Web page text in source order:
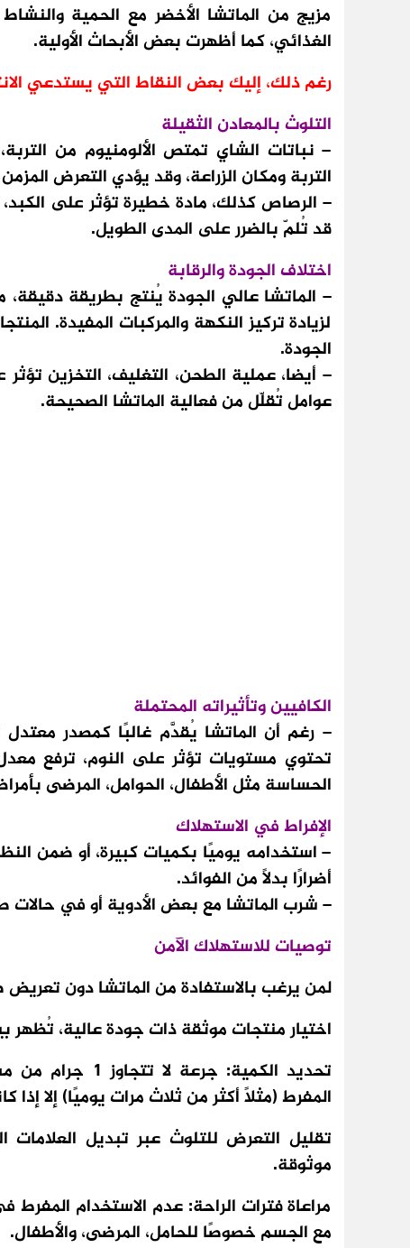
مزيج من الماتشا الأخضر مع الحمية
الغذائي، كما أظهرت بعض الأبحاث الأولية.
رغم ذلك، إليك بعض النقاط التي يستدعي
التلوث بالمعادن الثقيلة
– نباتات الشاي تمتص الألومنيوم من
التربة ومكان الزراعة، وقد يؤدي التعرض
– الرصاص كذلك، مادة خطيرة تؤثر على
قد تُلمّ بالضرر على المدى الطويل.
اختلاف الجودة والرقابة
– الماتشا عالي الجودة يُنتج بطريقة دقيقة،
لزيادة تركيز النكهة والمركبات المفيدة.
الجودة.
– أيضا، عملية الطحن، التغليف، التخزين
عوامل تُقلّل من فعالية الماتشا الصحيحة.
الكافيين وتأثيراته المحتملة
– رغم أن الماتشا يُقدَّم غالبًا كمصدر معتدل
تحتوي مستويات تؤثر على النوم، ترفع
الحساسة مثل الأطفال، الحوامل، المرضى
الإفراط في الاستهلاك
– استخدامه يوميًا بكميات كبيرة، أو ضمن
أضرارًا بدلاً من الفوائد.
– شرب الماتشا مع بعض الأدوية أو في
توصيات للاستهلاك الآمن
لمن يرغب بالاستفادة من الماتشا دون
اختيار منتجات موثقة ذات جودة عالية، تُظهر
تحديد الكمية:
المفرط (مثلاً أكثر من ثلاث مرات يوميًا) إلا
تقليل التعرض للتلوث عبر تبديل العلامات
موثوقة.
مراعاة فترات الراحة: عدم الاستخدام
مع الجسم خصوصًا للحامل، المرضى، والأطفال.